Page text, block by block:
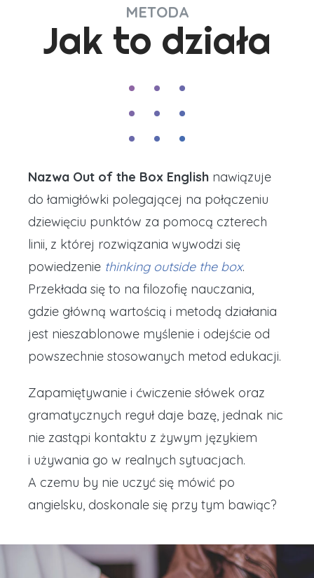
METODA
Jak to działa
Nazwa Out of the Box English nawiązuje
do łamigłówki polegającej na połączeniu
dziewięciu punktów za pomocą czterech
linii, z której rozwiązania wywodzi się
powiedzenie thinking outside the box.
Przekłada się to na filozofię nauczania,
gdzie główną wartością i metodą działania
jest nieszablonowe myślenie i odejście od
powszechnie stosowanych metod edukacji.
Zapamiętywanie i ćwiczenie słówek oraz
gramatycznych reguł daje bazę, jednak nic
nie zastąpi kontaktu z żywym językiem
i używania go w realnych sytuacjach.
A czemu by nie uczyć się mówić po
angielsku, doskonale się przy tym bawiąc?